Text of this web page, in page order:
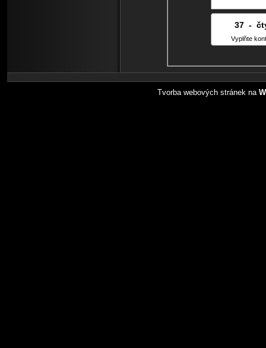
377 -6
Vyplňte
Tvorba webových stránek na